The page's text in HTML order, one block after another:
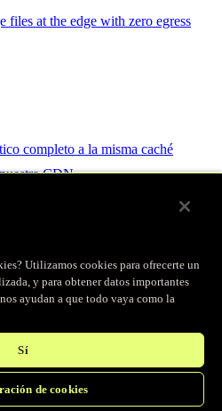
files at the edge with zero egress
completo a la misma caché
CDN.
Fastly.
Utilizamos cookies para ofrecerte un
y para obtener datos importantes
ayudan a que todo vaya como la
Sí
de cookies